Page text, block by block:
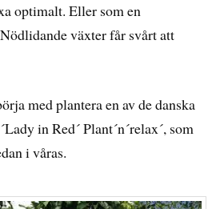
optimalt. Eller som en
växter får svårt att
med plantera en av de danska
in Red´ Plant´n´relax´, som
i våras.